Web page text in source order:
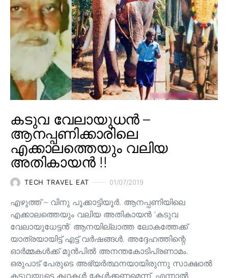
കടുവ വേലായുധൻ –
ആനപ്പണിക്കാരിലെ
എക്കാലത്തെയും വലിയ
അതികായൻ !!
TECH TRAVEL EAT 01/07/2019
എഴുത്ത് – വിനു പൂക്കാട്ടിയൂർ. ആനപ്പണിയിലെ
എക്കാലത്തെയും വലിയ അതികായൻ ‘കടുവ
വേലായുധേട്ടൻ’ ആനയില്ലാത്ത ലോകത്തേക്ക്
യാത്രയായിട്ട് എട്ട് വർഷങ്ങൾ. അദ്ദേഹത്തിന്റെ
ഓർമ്മകൾക്ക് മുൻപിൽ അനന്തകോടിപ്രണാമം.
ഒരുപാട് പേരുടെ അഭ്യർത്ഥനയായിരുന്നു സാക്ഷാൽ
കടുവയുടെ കഥകൾ കേൾക്കണമെന്ന്. എന്നാൽ